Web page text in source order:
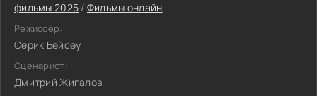
фильмы 2025 / Фильмы онлайн
Режиссёр:
Серик Бейсеу
Сценарист:
Дмитрий Жигалов